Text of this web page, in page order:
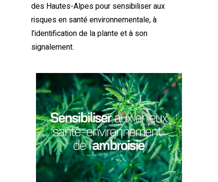
des Hautes-Alpes pour sensibiliser aux
risques en santé environnementale, à
l’identification de la plante et à son
signalement.